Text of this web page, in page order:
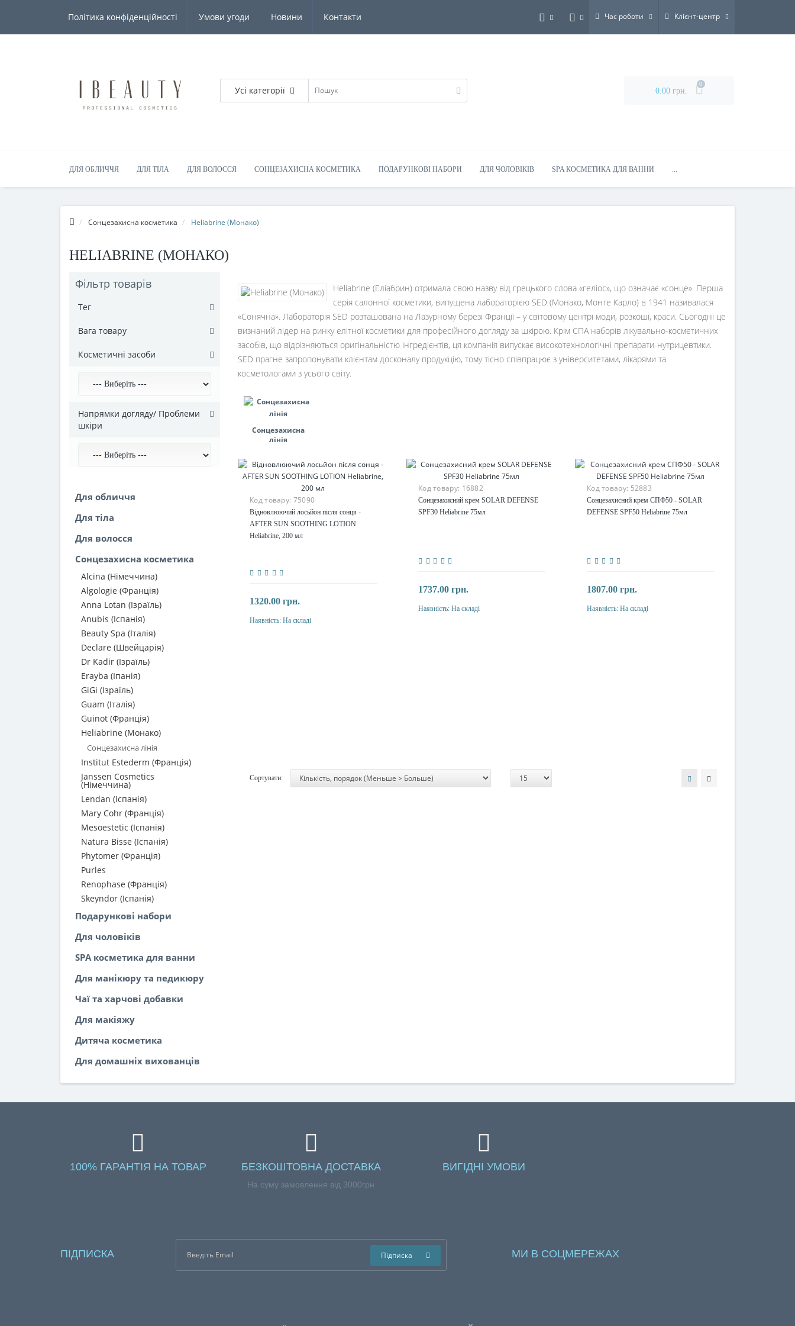
Політика конфіденційності Умови угоди Новини Контакти Час роботи Клієнт-центр
Усі категорії 0.00 грн.
0
ДЛЯ ОБЛИЧЧЯ ДЛЯ ТІЛА ДЛЯ ВОЛОССЯ СОНЦЕЗАХИСНА КОСМЕТИКА ПОДАРУНКОВІ НАБОРИ ДЛЯ ЧОЛОВІКІВ SPA КОСМЕТИКА ДЛЯ ВАННИ ...
Сонцезахисна косметика Heliabrine (Монако)
HELIABRINE (МОНАКО)
Фільтр товарів
Тег
Вага товару
Косметичні засоби
Напрямки догляду/ Проблеми
шкіри
Для обличчя
Для тіла
Для волосся
Сонцезахисна косметика
Alcina (Німеччина)
Algologie (Франція)
Anna Lotan (Ізраїль)
Anubis (Іспанія)
Beauty Spa (Італія)
Declare (Швейцарія)
Dr Kadir (Ізраїль)
Erayba (Іпанія)
GiGi (Ізраїль)
Guam (Італія)
Guinot (Франція)
Heliabrine (Монако)
Сонцезахисна лінія
Institut Estederm (Франція)
Janssen Cosmetics
(Німеччина)
Lendan (Іспанія)
Mary Cohr (Франція)
Mesoestetic (Іспанія)
Natura Bisse (Іспанія)
Phytomer (Франція)
Purles
Renophase (Франція)
Skeyndor (Іспанія)
Подарункові набори
Для чоловіків
SPA косметика для ванни
Для манікюру та педикюру
Чаї та харчові добавки
Для макіяжу
Дитяча косметика
Для домашніх вихованців
Heliabrine (Еліабрин) отримала свою назву від грецького слова «геліос», що означає «сонце». Перша
серія салонної косметики, випущена лабораторією SED (Монако, Монте Карло) в 1941 називалася
«Сонячна». Лабораторія SED розташована на Лазурному березі Франції – у світовому центрі моди, розкоші, краси. Сьогодні це
визнаний лідер на ринку елітної косметики для професійного догляду за шкірою. Крім СПА наборів лікувально-косметичних
засобів, що відрізняються оригінальністю інгредієнтів, ця компанія випускає високотехнологічні препарати-нутрицевтики.
SED прагне запропонувати клієнтам досконалу продукцію, тому тісно співпрацює з університетами, лікарями та
косметологами з усього світу.
Сонцезахисна
лінія
Код товару: 75090
Відновлюючий лосьйон після сонця -
AFTER SUN SOOTHING LOTION
Heliabrine, 200 мл
1320.00 грн.
Купити
Наявність: На складі
Код товару: 16882
Сонцезахисний крем SOLAR DEFENSE
SPF30 Heliabrine 75мл
1737.00 грн.
Купити
Наявність: На складі
Код товару: 52883
Сонцезахисний крем СПФ50 - SOLAR
DEFENSE SPF50 Heliabrine 75мл
1807.00 грн.
Купити
Наявність: На складі
Сортувати:
100% ГАРАНТІЯ НА ТОВАР БЕЗКОШТОВНА ДОСТАВКА
На суму замовлення від 3000грн
ВИГІДНІ УМОВИ
ПІДПИСКА Підписка МИ В СОЦМЕРЕЖАХ